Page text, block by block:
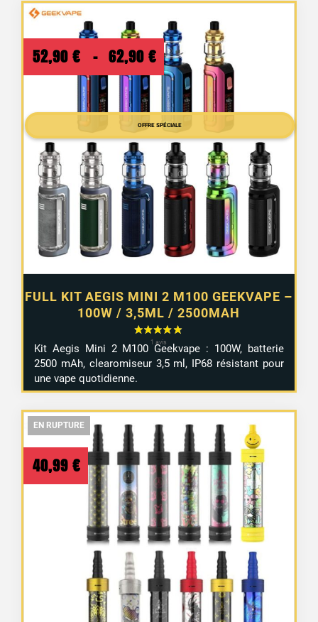
3 avis
OFFRE SPÉCIALE
FULL KIT AEGIS MINI 2 M100 GEEKVAPE –
100W / 3,5ML / 2500MAH
52,90 € – 62,90 € Plage
de
prix :
52,90 €
à
62,90 €
Kit Aegis Mini 2 M100 Geekvape : 100W, batterie
2500 mAh, clearomiseur 3,5 ml, IP68 résistant pour
une vape quotidienne.
EN RUPTURE
EN RUPTURE
40,99 €
EN RUPTURE